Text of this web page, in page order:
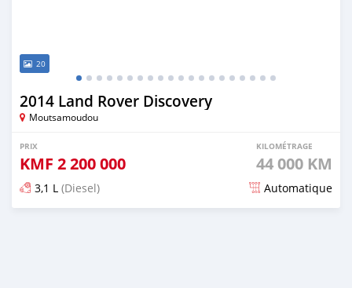
20
2014 Land Rover Discovery
Moutsamoudou
PRIX
KMF 2 200 000
KILOMÉTRAGE
44 000 KM
3,1 L (Diesel) Automatique